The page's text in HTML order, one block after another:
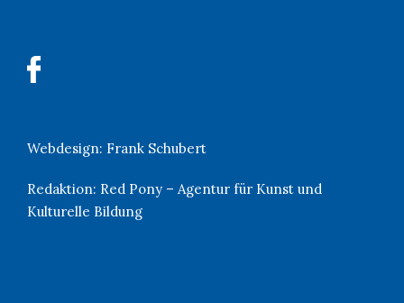
Webdesign: Frank Schubert
Redaktion: Red Pony – Agentur für Kunst und
Kulturelle Bildung